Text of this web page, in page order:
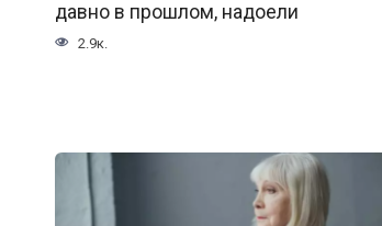
давно в прошлом, надоели
2.9к.